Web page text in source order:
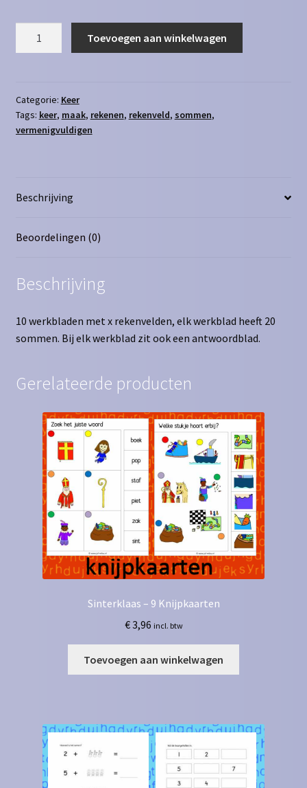
aantal
Toevoegen aan winkelwagen
Categorie: Keer
Tags: keer, maak, rekenen, rekenveld, sommen,
vermenigvuldigen
Beschrijving
Beoordelingen (0)
Beschrijving
10 werkbladen met x rekenvelden, elk werkblad heeft 20
sommen. Bij elk werkblad zit ook een antwoordblad.
Gerelateerde producten
Sinterklaas – 9 Knijpkaarten
€3,96 incl. btw
Toevoegen aan winkelwagen